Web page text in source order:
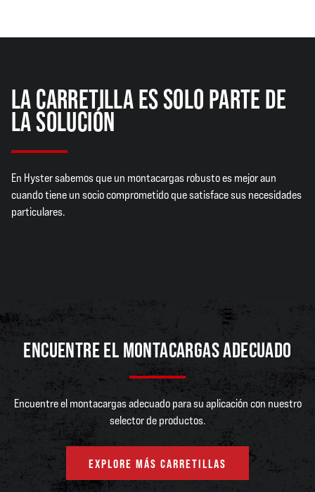
LA CARRETILLA ES SOLO PARTE DE
LA SOLUCIÓN
En Hyster sabemos que un montacargas robusto es mejor aun
cuando tiene un socio comprometido que satisface sus necesidades
particulares.
ENCUENTRE EL MONTACARGAS ADECUADO
Encuentre el montacargas adecuado para su aplicación con nuestro
selector de productos.
EXPLORE MÁS CARRETILLAS